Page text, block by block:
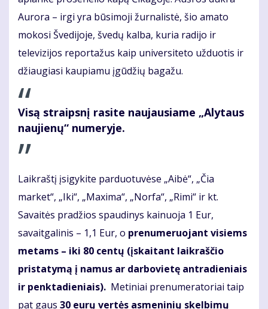
Aurora – irgi yra būsimoji žurnalistė, šio amato
mokosi Švedijoje, švedų kalba, kuria radijo ir
televizijos reportažus kaip universiteto užduotis ir
džiaugiasi kaupiamu įgūdžių bagažu.
Visą straipsnį rasite naujausiame „Alytaus
naujienų“ numeryje.
Laikraštį įsigykite parduotuvėse „Aibė“, „Čia
market“, „Iki“, „Maxima“, „Norfa“, „Rimi“ ir kt.
Savaitės pradžios spaudinys kainuoja 1 Eur,
savaitgalinis – 1,1 Eur, o prenumeruojant visiems
metams – iki 80 centų (įskaitant laikraščio
pristatymą į namus ar darbovietę antradieniais
ir penktadieniais). Metiniai prenumeratoriai taip
pat gaus 30 eurų vertės asmeninių skelbimų